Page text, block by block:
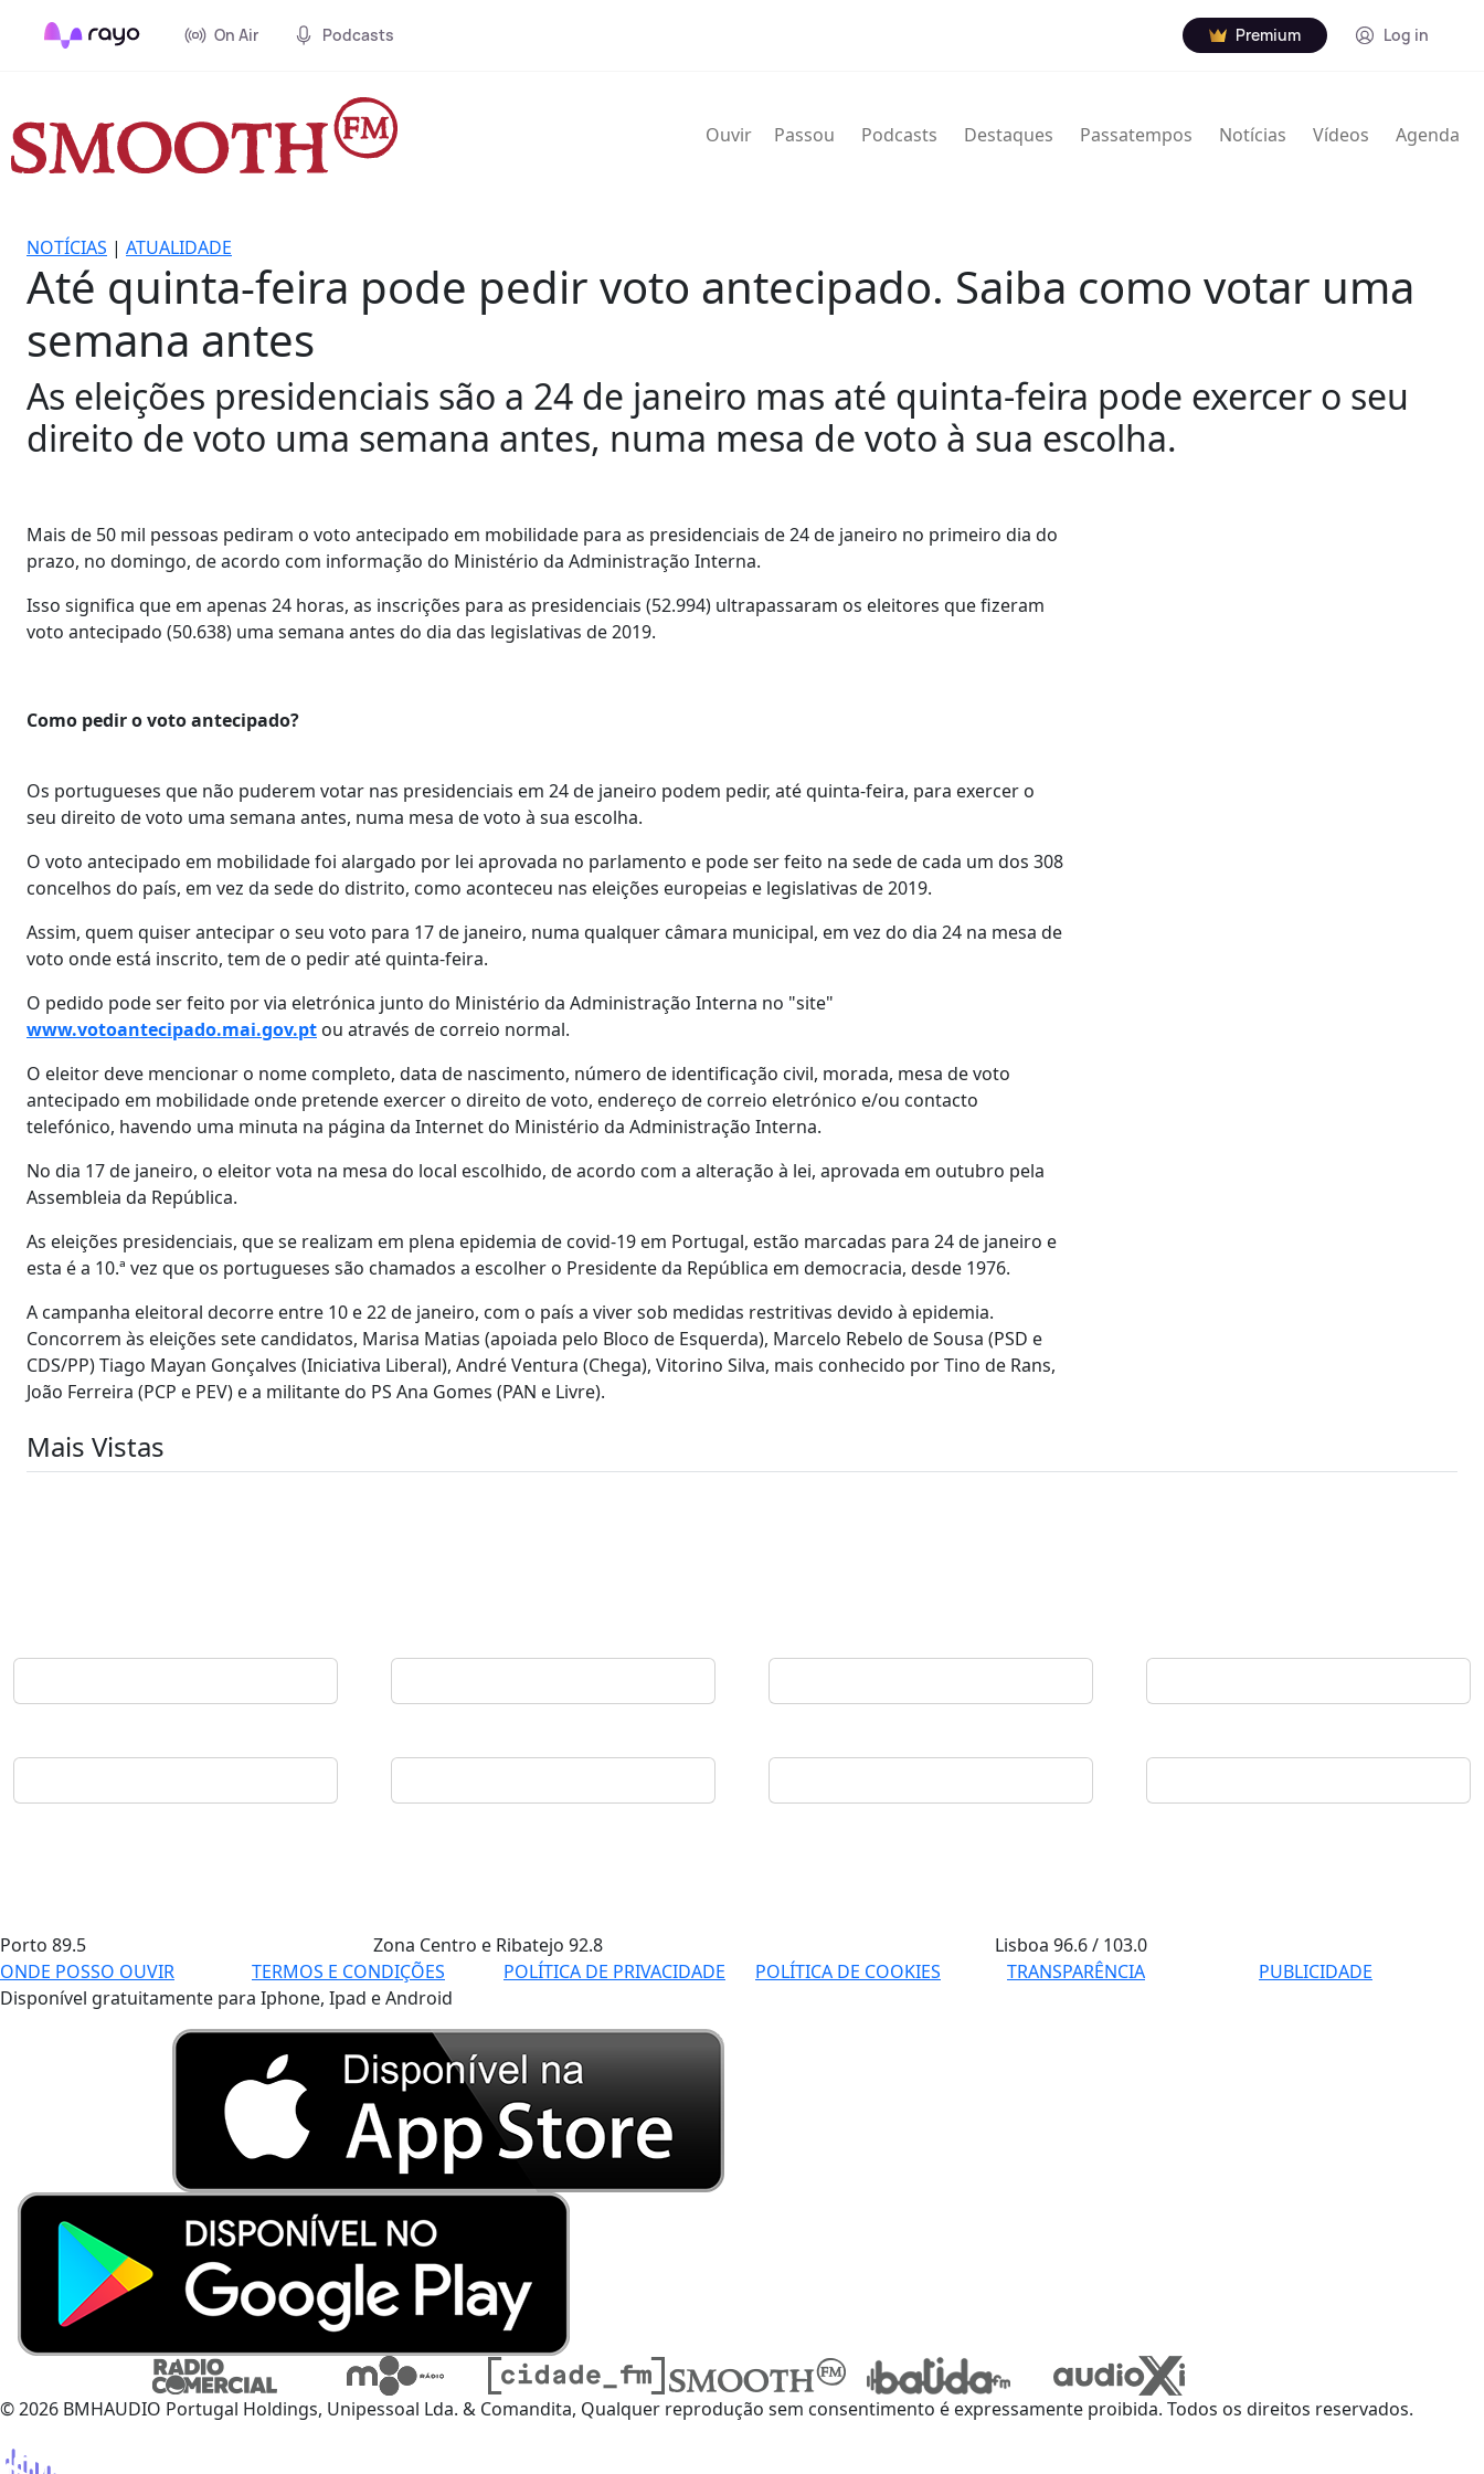
On Air Podcasts Premium Log in
Ouvir Passou Podcasts Destaques Passatempos Notícias Vídeos Agenda
NOTÍCIAS | ATUALIDADE
Até quinta-feira pode pedir voto antecipado. Saiba como votar uma
semana antes
As eleições presidenciais são a 24 de janeiro mas até quinta-feira pode exercer o seu
direito de voto uma semana antes, numa mesa de voto à sua escolha.
Mais de 50 mil pessoas pediram o voto antecipado em mobilidade para as presidenciais de 24 de janeiro no primeiro dia do
prazo, no domingo, de acordo com informação do Ministério da Administração Interna.
Isso significa que em apenas 24 horas, as inscrições para as presidenciais (52.994) ultrapassaram os eleitores que fizeram
voto antecipado (50.638) uma semana antes do dia das legislativas de 2019.
Como pedir o voto antecipado?
Os portugueses que não puderem votar nas presidenciais em 24 de janeiro podem pedir, até quinta-feira, para exercer o
seu direito de voto uma semana antes, numa mesa de voto à sua escolha.
O voto antecipado em mobilidade foi alargado por lei aprovada no parlamento e pode ser feito na sede de cada um dos 308
concelhos do país, em vez da sede do distrito, como aconteceu nas eleições europeias e legislativas de 2019.
Assim, quem quiser antecipar o seu voto para 17 de janeiro, numa qualquer câmara municipal, em vez do dia 24 na mesa de
voto onde está inscrito, tem de o pedir até quinta-feira.
O pedido pode ser feito por via eletrónica junto do Ministério da Administração Interna no "site"
www.votoantecipado.mai.gov.pt ou através de correio normal.
O eleitor deve mencionar o nome completo, data de nascimento, número de identificação civil, morada, mesa de voto
antecipado em mobilidade onde pretende exercer o direito de voto, endereço de correio eletrónico e/ou contacto
telefónico, havendo uma minuta na página da Internet do Ministério da Administração Interna.
No dia 17 de janeiro, o eleitor vota na mesa do local escolhido, de acordo com a alteração à lei, aprovada em outubro pela
Assembleia da República.
As eleições presidenciais, que se realizam em plena epidemia de covid-19 em Portugal, estão marcadas para 24 de janeiro e
esta é a 10.ª vez que os portugueses são chamados a escolher o Presidente da República em democracia, desde 1976.
A campanha eleitoral decorre entre 10 e 22 de janeiro, com o país a viver sob medidas restritivas devido à epidemia.
Concorrem às eleições sete candidatos, Marisa Matias (apoiada pelo Bloco de Esquerda), Marcelo Rebelo de Sousa (PSD e
CDS/PP) Tiago Mayan Gonçalves (Iniciativa Liberal), André Ventura (Chega), Vitorino Silva, mais conhecido por Tino de Rans,
João Ferreira (PCP e PEV) e a militante do PS Ana Gomes (PAN e Livre).
Mais Vistas
Porto 89.5 Zona Centro e Ribatejo 92.8 Lisboa96.6 / 103.0
ONDE POSSO OUVIR
TERMOS E CONDIÇÕES POLÍTICA DE PRIVACIDADE POLÍTICA DE COOKIES TRANSPARÊNCIA
PUBLICIDADE
Disponível gratuitamente para Iphone, Ipad e Android
© 2026 BMHAUDIO Portugal Holdings, Unipessoal Lda. & Comandita, Qualquer reprodução sem consentimento é expressamente proibida. Todos os direitos reservados.